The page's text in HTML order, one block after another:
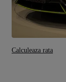
Calculeaza rata